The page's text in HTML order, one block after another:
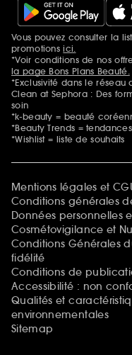
Mentions
Vous pouvez consulter la
promotionsici.
*Voir conditions de nos
la page Bons Plans Beauté.
*Exclusivité dans le réseau
Clean at Sephora : Des
soin
*k-beauty = beauté
*Beauty Trends =
*Wishlist = liste de souhaits
Mentions légales et
Conditions générales
Données personnelles
Cosmétovigilance et
Conditions Générales
fidélité
Conditions de
Accessibilité : non
Qualités et
environnementales
Sitemap